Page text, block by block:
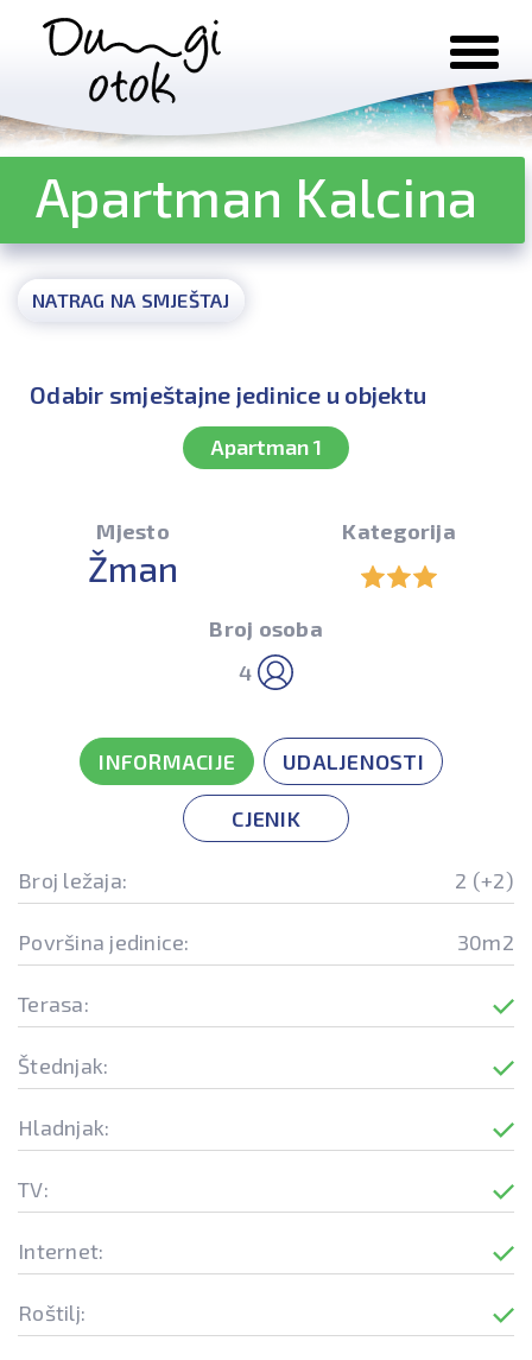
Preskoči na sadržaj
Apartman Kalcina
NATRAG NA SMJEŠTAJ
Odabir smještajne jedinice u objektu
Apartman 1
Mjesto
Žman
Kategorija
Broj osoba
4
INFORMACIJE UDALJENOSTI
CJENIK
Broj ležaja: 2 (+2)
Površina jedinice: 30m2
Terasa:
Štednjak:
Hladnjak:
TV:
Internet:
Roštilj: